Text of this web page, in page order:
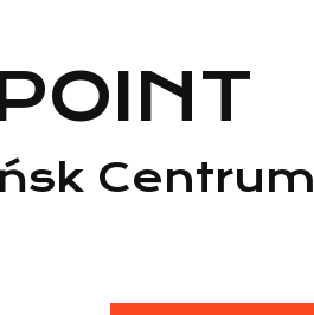
Centrum